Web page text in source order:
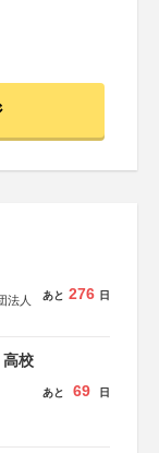
法人
、
ミシ
春
あと 276 日
高校
あと 69 日